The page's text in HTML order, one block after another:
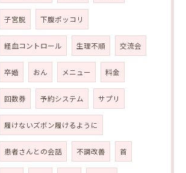
子宮脱 下腹ポッコリ
経血コントロール 生理不順 交流会
卒婚 おん メニュー 料金
回数券 予約システム サプリ
履けないズボン履けるように
患者さんとの会話 不調改善 首